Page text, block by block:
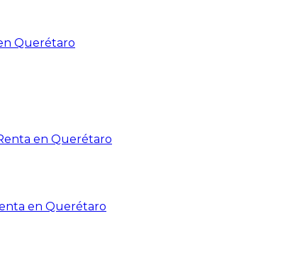
Querétaro
en Querétaro
en Querétaro